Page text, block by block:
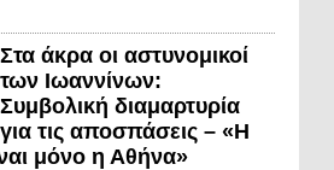
Στα άκρα οι αστυνομικοί
των Ιωαννίνων:
Συμβολική διαμαρτυρία
για τις αποσπάσεις – «Η
μόνο η Αθήνα»